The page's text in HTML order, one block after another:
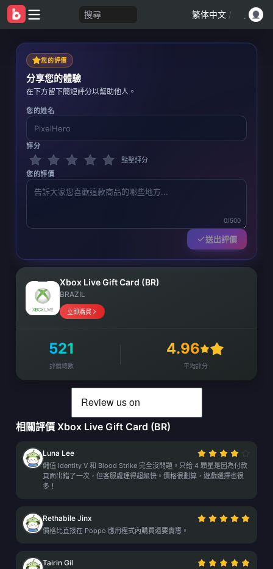
搜尋 繁体中文 /
您的評價
分享您的體驗
在下方留下簡短評分以幫助他人。
您的姓名
評分
點擊評分
您的評價
0/500
送出評價
Xbox Live Gift Card (BR)
BRAZIL
立即購買
521
評價總數
4.96
平均評分
相關評價 Xbox Live Gift Card (BR)
Luna Lee
儲值 Identity V 和 Blood Strike 完全沒問題。只給 4 顆星是因為付款
頁面出錯了一次，但客服處理得超級快。價格很劃算，遊戲選擇也很
多！
Rethabile Jinx
價格比直接在 Poppo 應用程式內購買還要實惠。
Tairin Gil